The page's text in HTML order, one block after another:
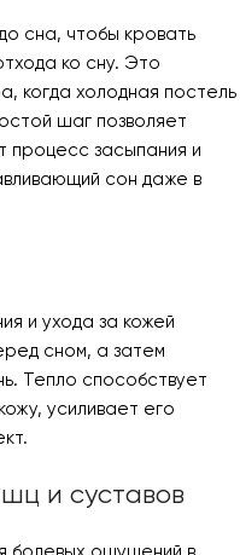
сна, чтобы кровать
ко сну. Это
когда холодная постель
шаг позволяет
процесс засыпания и
сон даже в
и ухода за кожей
сном, а затем
Тепло способствует
усиливает его
и суставов